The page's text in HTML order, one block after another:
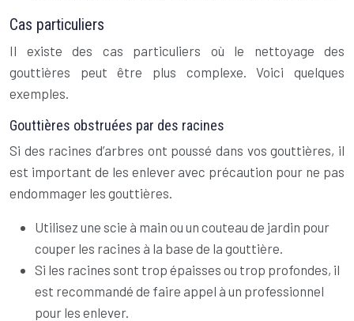
Cas particuliers
Il existe des cas particuliers où le nettoyage des
gouttières peut être plus complexe. Voici quelques
exemples.
Gouttières obstruées par des racines
Si des racines d’arbres ont poussé dans vos gouttières, il
est important de les enlever avec précaution pour ne pas
endommager les gouttières.
Utilisez une scie à main ou un couteau de jardin pour
couper les racines à la base de la gouttière.
Si les racines sont trop épaisses ou trop profondes, il
est recommandé de faire appel à un professionnel
pour les enlever.